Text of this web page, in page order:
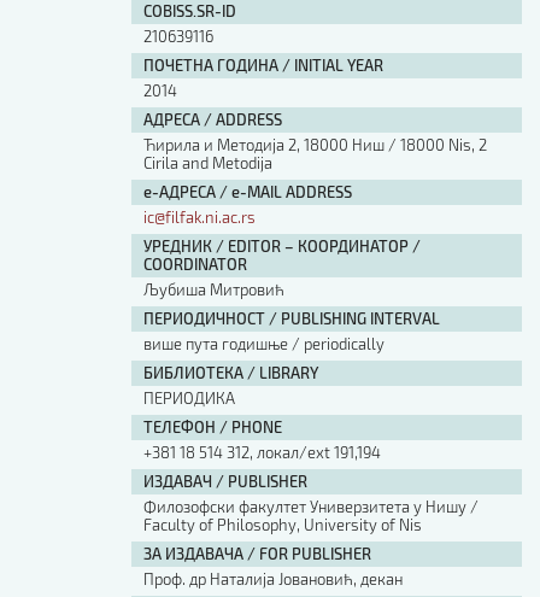
COBISS.SR-ID
210639116
ПОЧЕТНА ГОДИНА / INITIAL YEAR
2014
АДРЕСА / ADDRESS
Ћирила и Методија 2, 18000 Ниш / 18000 Nis, 2
Cirila and Metodija
е-АДРЕСА / e-MAIL ADDRESS
ic@filfak.ni.ac.rs
УРЕДНИК / EDITOR – КООРДИНАТОР /
COORDINATOR
Љубиша Митровић
ПЕРИОДИЧНОСТ / PUBLISHING INTERVAL
више пута годишње / periodically
БИБЛИОТЕКА / LIBRARY
ПЕРИОДИКА
ТЕЛЕФОН / PHONE
+381 18 514 312, локал/ext 191,194
ИЗДАВАЧ / PUBLISHER
Филозофски факултет Универзитета у Нишу /
Faculty of Philosophy, University of Nis
ЗА ИЗДАВАЧА / FOR PUBLISHER
Проф. др Наталија Јовановић, декан